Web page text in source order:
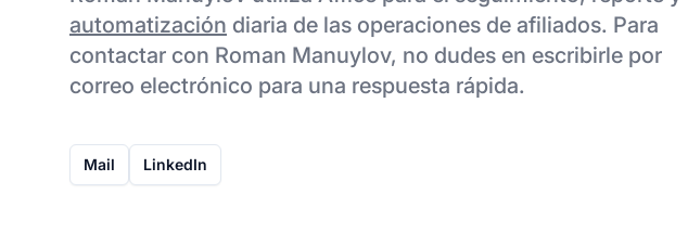
automatización diaria de las operaciones de afiliados. Para
contactar con Roman Manuylov, no dudes en escribirle por
correo electrónico para una respuesta rápida.
Mail LinkedIn